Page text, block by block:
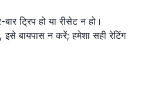
ट्रिप हो या रीसेट न हो।
इसे बायपास न करें; हमेशा सही रेटिंग